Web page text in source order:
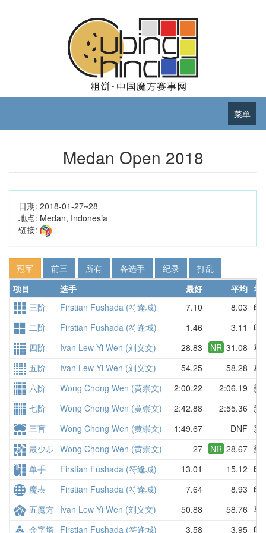
菜单
Medan Open 2018
日期: 2018-01-27~28
地点: Medan, Indonesia
链接:
冠军 前三 所有 各选手 纪录
打乱
项目
选手 最好 平均 地
三阶
Firstian Fushada (符逢城) 7.10 8.03 印
二阶
Firstian Fushada (符逢城) 1.46 3.11
印
四阶
Ivan Lew Yi Wen (刘义文) 28.83 NR 31.08 马
五阶
Ivan Lew Yi Wen (刘义文) 54.25 58.28 马
六阶
Wong Chong Wen (黄崇文) 2:00.22 2:06.19 新
七阶
Wong Chong Wen (黄崇文) 2:42.88 2:55.36 新
三盲
Wong Chong Wen (黄崇文) 1:49.67 DNF 新
最少步 Wong Chong Wen (黄崇文) 27 NR 28.67 新
单手
Firstian Fushada (符逢城) 13.01 15.12 印
魔表
Firstian Fushada (符逢城) 7.64 8.93 印
五魔方 Ivan Lew Yi Wen (刘义文) 50.88 58.76 马
金字塔 Firstian Fushada (符逢城) 3.58 3.95 印